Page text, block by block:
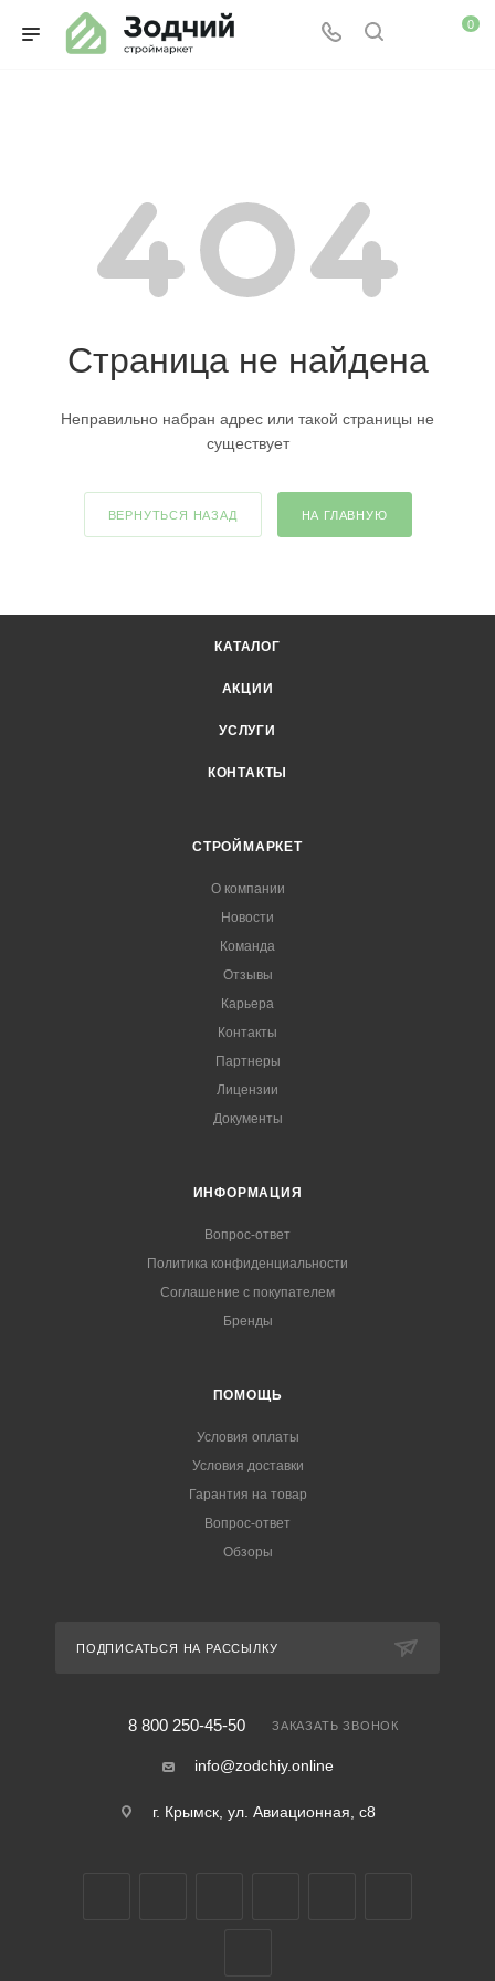
0
Страница не найдена
Неправильно набран адрес или такой страницы не
существует
ВЕРНУТЬСЯ НАЗАД НА ГЛАВНУЮ
КАТАЛОГ
АКЦИИ
УСЛУГИ
КОНТАКТЫ
СТРОЙМАРКЕТ
О компании
Новости
Команда
Отзывы
Карьера
Контакты
Партнеры
Лицензии
Документы
ИНФОРМАЦИЯ
Вопрос-ответ
Политика конфиденциальности
Соглашение с покупателем
Бренды
ПОМОЩЬ
Условия оплаты
Условия доставки
Гарантия на товар
Вопрос-ответ
Обзоры
ПОДПИСАТЬСЯ НА РАССЫЛКУ
8 800 250-45-50 ЗАКАЗАТЬ ЗВОНОК
info@zodchiy.online
г. Крымск, ул. Авиационная, с8